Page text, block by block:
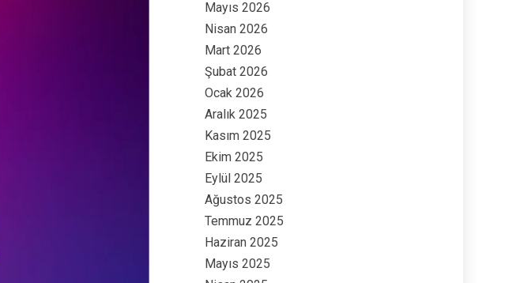
Mayıs 2026
Nisan 2026
Mart 2026
Şubat 2026
Ocak 2026
Aralık 2025
Kasım 2025
Ekim 2025
Eylül 2025
Ağustos 2025
Temmuz 2025
Haziran 2025
Mayıs 2025